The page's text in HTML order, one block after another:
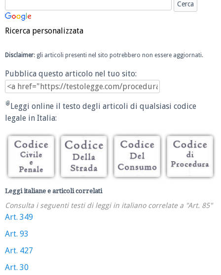
Ricerca personalizzata
Disclaimer: gli articoli presenti nel sito potrebbero non essere aggiornati.
Pubblica questo articolo nel tuo sito:
Leggi online il testo degli articoli di qualsiasi codice
legale in Italia:
Leggi italiane e articoli correlati
Consulta i seguenti testi di leggi in italiano correlate a "Art. 85"
Art. 349
Art. 93
Art. 427
Art. 30